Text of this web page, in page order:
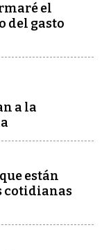
el
del gasto
a la
están
cotidianas